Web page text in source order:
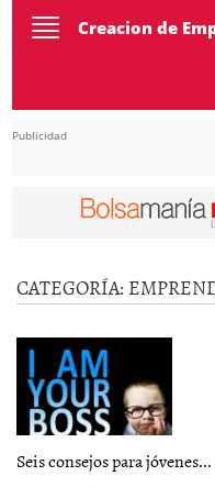
ToggleCreacion de
Publicidad
CATEGORÍA:
Seis consejos para jóvenes...